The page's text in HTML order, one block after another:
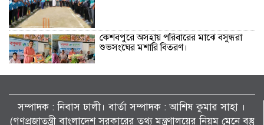
কেশবপুরে অসহায় পরিবারের মাঝে বসুন্ধরা
শুভসংঘের মশারি বিতরণ।
দিলেন আনসার-ভিডিপির সদস্যরা।
সম্পাদক : নিবাস ঢালী। বার্তা সম্পাদক : আশিষ কুমাৱ সাহা ।
(গণপ্রজাতন্ত্রী বাংলাদেশ সরকারের তথ্য মন্ত্রণালয়ের নিয়ম মেনে বস্তু